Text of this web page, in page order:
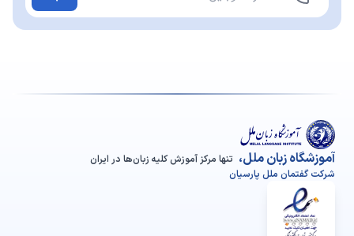
آموزشگاه زبان ملل، تنها مرکز آموزش کلیه زبان‌ها در ایران
شرکت گفتمان ملل پارسیان